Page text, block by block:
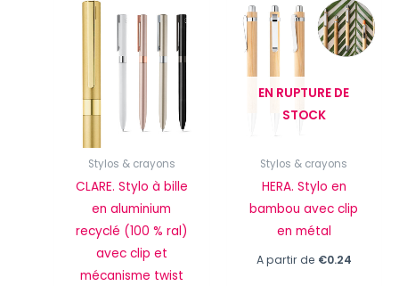
Stylos & crayons
CLARE. Stylo à bille
en aluminium
recyclé (100 % ral)
avec clip et
mécanisme twist
EN RUPTURE DE
STOCK
Stylos & crayons
HERA. Stylo en
bambou avec clip
en métal
A partir de €0.24